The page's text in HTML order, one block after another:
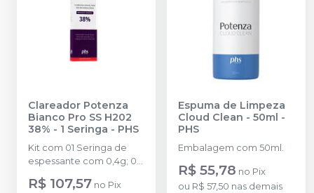
Clareador Potenza
Bianco Pro SS H202
38% - 1 Seringa - PHS
Kit com 01 Seringa de
espessante com 0,4g; 01
Seringa de Peróxido de
Hidrogênio com 1,3g; 01
R$ 107,57 no Pix
Espuma de Limpeza
Cloud Clean - 50ml -
PHS
Embalagem com 50ml.
R$ 55,78 no Pix
ou R$ 57,50 nas demais